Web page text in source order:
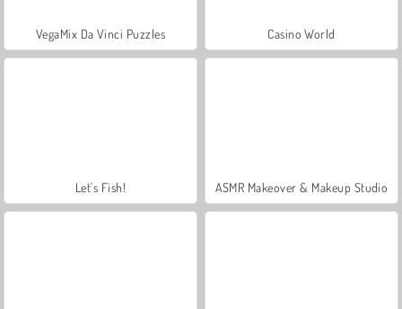
VegaMix Da Vinci Puzzles Casino World
Let's Fish! ASMR Makeover & Makeup Studio